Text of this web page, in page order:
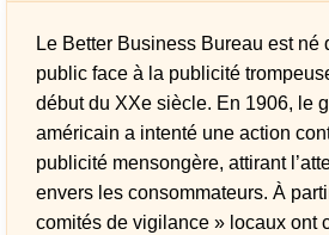
Le Better Business Bureau est né
public face à la publicité
début du XXe siècle. En 1906, le
américain a intenté une action
publicité mensongère, attirant
envers les consommateurs. À
comités de vigilance » locaux ont